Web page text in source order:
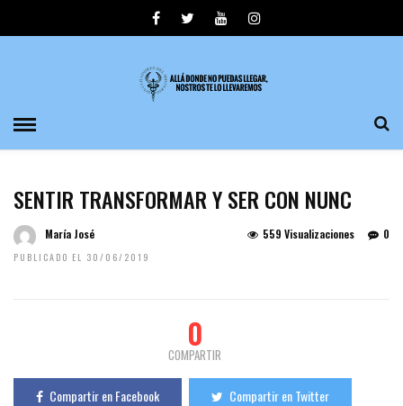
SENTIR TRANSFORMAR Y SER CON NUNC
María José
PUBLICADO EL 30/06/2019
0
559 Visualizaciones
0
COMPARTIR
Compartir en Facebook Compartir en Twitter